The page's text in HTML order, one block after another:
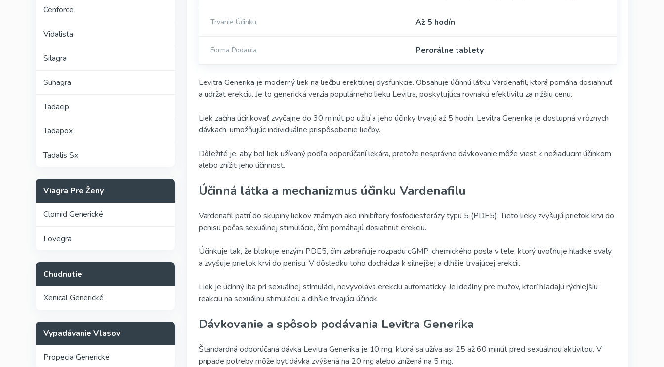
Cenforce
Vidalista
Silagra
Suhagra
Tadacip
Tadapox
Tadalis Sx
Viagra Pre Ženy
Clomid Generické
Lovegra
Chudnutie
Xenical Generické
Vypadávanie Vlasov
Propecia Generické
Trvanie Účinku Až 5 hodín
Forma Podania Perorálne tablety
Levitra Generika je moderný liek na liečbu erektilnej dysfunkcie. Obsahuje účinnú látku Vardenafil, ktorá pomáha dosiahnuť
a udržať erekciu. Je to generická verzia populárneho lieku Levitra, poskytujúca rovnakú efektivitu za nižšiu cenu.
Liek začína účinkovať zvyčajne do 30 minút po užití a jeho účinky trvajú až 5 hodín. Levitra Generika je dostupná v rôznych
dávkach, umožňujúc individuálne prispôsobenie liečby.
Dôležité je, aby bol liek užívaný podľa odporúčaní lekára, pretože nesprávne dávkovanie môže viesť k nežiaducim účinkom
alebo znížiť jeho účinnosť.
Účinná látka a mechanizmus účinku Vardenafilu
Vardenafil patrí do skupiny liekov známych ako inhibítory fosfodiesterázy typu 5 (PDE5). Tieto lieky zvyšujú prietok krvi do
penisu počas sexuálnej stimulácie, čím pomáhajú dosiahnuť erekciu.
Účinkuje tak, že blokuje enzým PDE5, čím zabraňuje rozpadu cGMP, chemického posla v tele, ktorý uvoľňuje hladké svaly
a zvyšuje prietok krvi do penisu. V dôsledku toho dochádza k silnejšej a dlhšie trvajúcej erekcii.
Liek je účinný iba pri sexuálnej stimulácii, nevyvoláva erekciu automaticky. Je ideálny pre mužov, ktorí hľadajú rýchlejšiu
reakciu na sexuálnu stimuláciu a dlhšie trvajúci účinok.
Dávkovanie a spôsob podávania Levitra Generika
Štandardná odporúčaná dávka Levitra Generika je 10 mg, ktorá sa užíva asi 25 až 60 minút pred sexuálnou aktivitou. V
prípade potreby môže byť dávka zvýšená na 20 mg alebo znížená na 5 mg.